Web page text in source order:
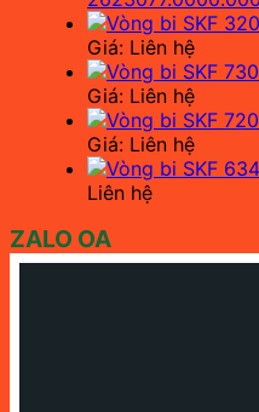
Giá: Liên hệ
Giá: Liên hệ
Giá: Liên hệ
Liên hệ
ZALO OA